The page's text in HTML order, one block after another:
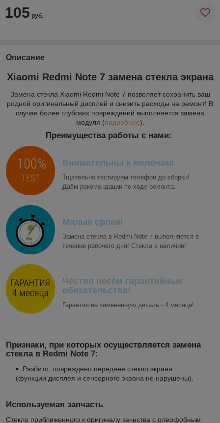
105 руб.
Описание
Xiaomi Redmi Note 7 замена стекла экрана
Замена стекла Xiaomi Redmi Note 7 позволяет сохранить ваш
родной оригинальный дисплей и снизить расходы на ремонт! В
случае более глубоких повреждений выполняется замена
модуля (подробнее).
Преимущества работы с нами:
Внимательны к мелочам!
Тщательно тестируем телефон до сборки!
Даём рекомендации по ходу ремонта.
Малые сроки!
Замена стекла в Redmi Note 7 выполняется в
течение рабочего дня! Стекла в наличии!
Честно несём гарантийные
обязательства!
Гарантия на замененную деталь - 4 месяца!
Признаки, при которых осуществляется замена
стекла в Redmi Note 7:
Разбито, повреждено переднее стекло экрана
(функции дисплея и сенсорного экрана не нарушены).
Используемая запчасть
Стекло приближенного к оригиналу качества с олеофобным